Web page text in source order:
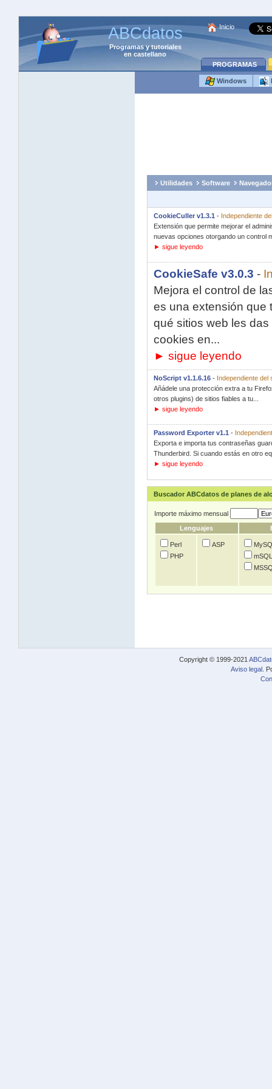
ABCdatos
Programasytutoriales
en castellano
Inicio
PROGRAMAS
Windows
Utilidades Software
CookieCuller v1.3.1 - Independiente
Extensión que permite mejorar el
nuevas opciones otorgando un control
► sigue leyendo
CookieSafe v3.0.3 -
Mejora el control de
es una extensión que
qué sitios web les
cookies en...
► sigue leyendo
NoScript v1.1.6.16- Independiente del
Añádele una protección extra a tu
otros plugins) de sitios fiables a tu...
► sigue leyendo
Password Exporter v1.1 -
Exporta e importa tus contraseñas
Thunderbird. Si cuando estás en otro
► sigue leyendo
Buscador ABCdatos de planes de
Importe máximo mensual
Lenguajes
Perl
PHP
ASP
mSQL
Copyright © 1999-2021
Aviso legal .